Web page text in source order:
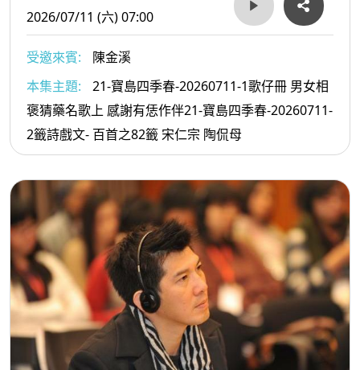
2026/07/11 (六) 07:00
受邀來賓:
陳金溪
本集主題:
21-寶島四季春-20260711-1歌仔冊 男女相
褒猜藥名歌上 感謝有恁作伴21-寶島四季春-20260711-
2籤詩戲文- 百首之82籤 宋仁宗 陶侃母